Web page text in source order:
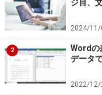
ジ目、
2024/11/
2
Wordの
データ
2022/12/